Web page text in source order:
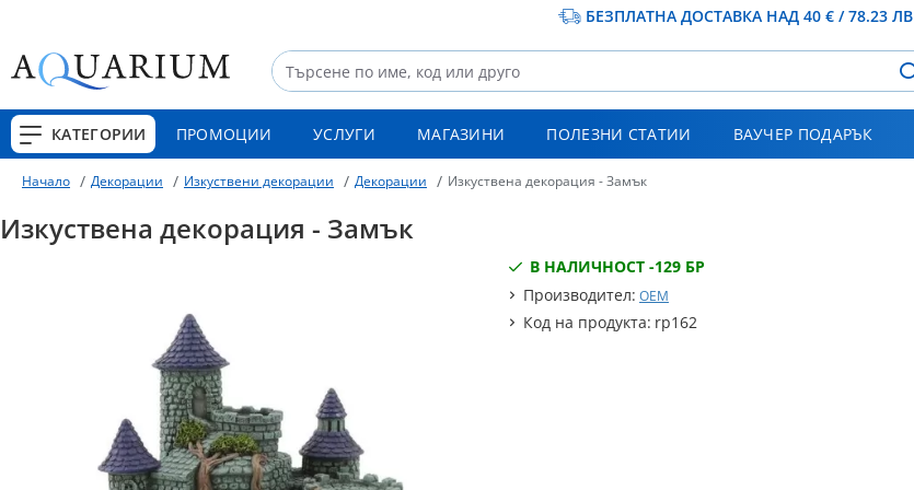
БЕЗПЛАТНА ДОСТАВКА НАД 40 € / 78.23 ЛВ
КАТЕГОРИИ ПРОМОЦИИ УСЛУГИ МАГАЗИНИ ПОЛЕЗНИ СТАТИИ ВАУЧЕР ПОДАРЪК
Начало Декорации Изкуствени декорации Декорации Изкуствена декорация - Замък
Изкуствена декорация - Замък
В НАЛИЧНОСТ -129 БР
Производител: OEM
Код на продукта: rp162